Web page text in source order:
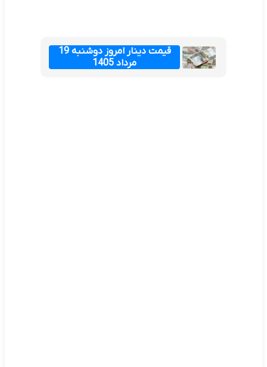
قیمت دینار امروز دوشنبه 19
مرداد 1405